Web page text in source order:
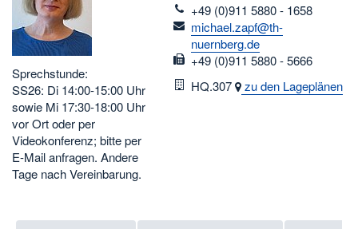
Sprechstunde:
SS26: Di 14:00-15:00 Uhr
sowie Mi 17:30-18:00 Uhr
vor Ort oder per
Videokonferenz; bitte per
E-Mail anfragen. Andere
Tage nach Vereinbarung.
telefon
+49 (0)911 5880 - 1658
email
michael.zapf@th-
nuernberg.de
fax
+49 (0)911 5880 - 5666
Raum
HQ.307 zu den Lageplänen